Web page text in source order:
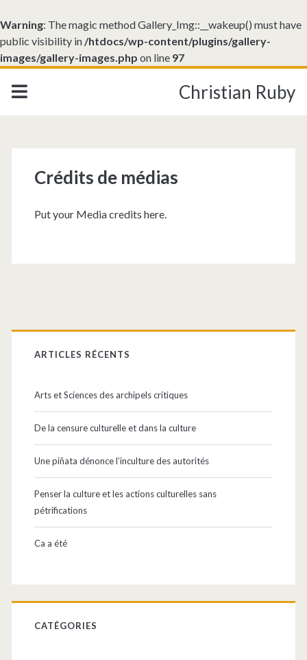
Warning: The magic method Gallery_Img::__wakeup() must have
public visibility in /htdocs/wp-content/plugins/gallery-
images/gallery-images.php on line 97
Christian Ruby
Crédits de médias
Put your Media credits here.
Barre
latérale
principale
ARTICLES RÉCENTS
Arts et Sciences des archipels critiques
De la censure culturelle et dans la culture
Une piñata dénonce l’inculture des autorités
Penser la culture et les actions culturelles sans
pétrifications
Ca a été
CATÉGORIES